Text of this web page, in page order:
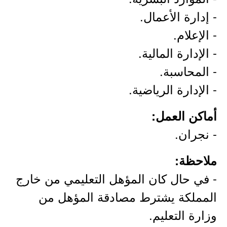
- إدارة الأعمال.
- الإعلام.
- الإدارة المالية.
- المحاسبة.
- الإدارة الرياضية.
أماكن العمل:
- نجران.
ملاحظة:
- في حال كان المؤهل التعليمي من خارج
المملكة يشترط مصادقة المؤهل من
وزارة التعليم.